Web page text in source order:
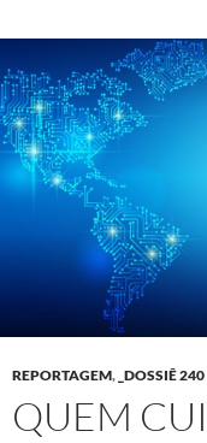
REPORTAGEM, _DOSSIÊ 240
QUEM